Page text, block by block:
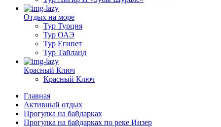
Отдых на море
Тур Турция
Тур ОАЭ
Тур Египет
Тур Тайланд
Красный Ключ
Красный Ключ
Главная
Активный отдых
Прогулка на байдарках
Прогулка на байдарках по реке Инзер